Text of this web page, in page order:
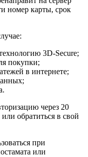
номер карты, срок
3D-Secure;
покупки;
в интернете;
через 20
обратиться в свой
при
или